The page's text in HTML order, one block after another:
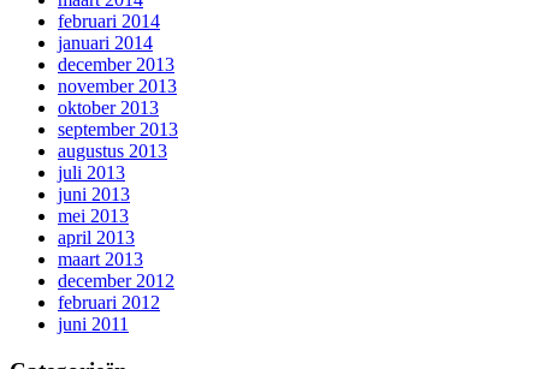
februari 2014
januari 2014
december 2013
november 2013
oktober 2013
september 2013
augustus 2013
juli 2013
juni 2013
mei 2013
april 2013
maart 2013
december 2012
februari 2012
juni 2011